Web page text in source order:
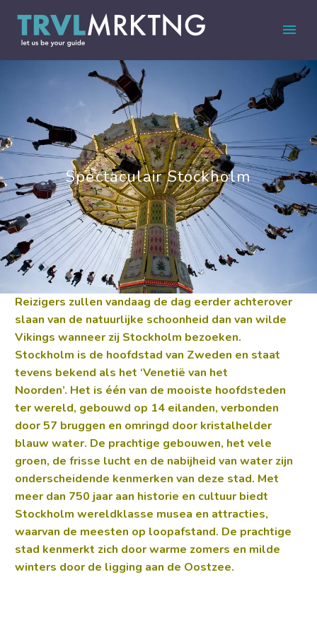
Spectaculair Stockholm
Reizigers zullen vandaag de dag eerder achterover
slaan van de natuurlijke schoonheid dan van wilde
Vikings wanneer zij Stockholm bezoeken.
Stockholm is de hoofdstad van Zweden en staat
tevens bekend als het ‘Venetië van het
Noorden’. Het is één van de mooiste hoofdsteden
ter wereld, gebouwd op 14 eilanden, verbonden
door 57 bruggen en omringd door kristalhelder
blauw water. De prachtige gebouwen, het vele
groen, de frisse lucht en de nabijheid van water zijn
onderscheidende kenmerken van deze stad. Met
meer dan 750 jaar aan historie en cultuur biedt
Stockholm wereldklasse musea en attracties,
waarvan de meesten op loopafstand. De prachtige
stad kenmerkt zich door warme zomers en milde
winters door de ligging aan de Oostzee.